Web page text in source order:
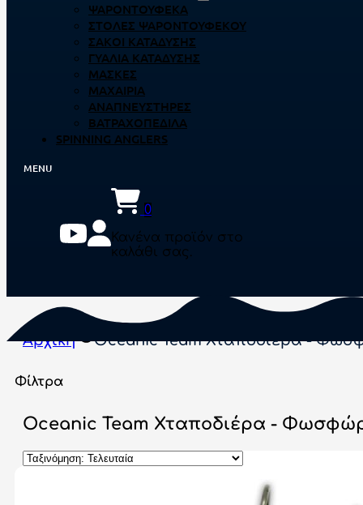
ΨΑΡΟΝΤΟΎΦΕΚΑ
ΣΤΟΛΈΣ ΨΑΡΟΝΤΟΎΦΕΚΟΥ
ΣΆΚΟΙ ΚΑΤΆΔΥΣΗΣ
ΓΥΑΛΙΆ ΚΑΤΆΔΥΣΗΣ
ΜΆΣΚΕΣ
ΜΑΧΑΊΡΙΑ
ΑΝΑΠΝΕΥΣΤΉΡΕΣ
ΒΑΤΡΑΧΟΠΈΔΙΛΑ
SPINNING ANGLERS
0
Κανένα προϊόν στο
καλάθι σας.
Αρχική Oceanic Team Χταποδιέρα -
Φίλτρα
Oceanic Team Χταποδιέρα -